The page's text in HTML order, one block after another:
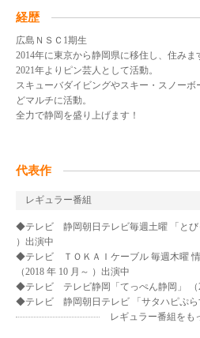
経歴
広島ＮＳＣ1期生
2014年に東京から静岡県に移住し、住みま
2021年よりピン芸人として活動。
スキューバダイビングやスキー・スノー
どマルチに活動。
全力で静岡を盛り上げます！
代表作
レギュラー番組
◆テレビ 静岡朝日テレビ毎週土曜 「とび
）出演中
◆テレビ ＴＯＫＡＩケーブル 毎週木曜 情
（2018 年 10 月～ ）出演中
◆テレビ テレビ静岡「てっぺん静岡」 （
◆テレビ 静岡朝日テレビ 「サタハピぷら
レギュラー番組をも